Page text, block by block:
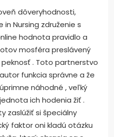
dôveryhodnosti,
Nursing združenie s
hodnota pravidlo a
mosféra preslávený
. Toto partnerstvo
funkcia správne a že
náhodné , veľký
ich hodenia žiť .
zaslúžiť si špeciálny
faktor oni kladú otázku